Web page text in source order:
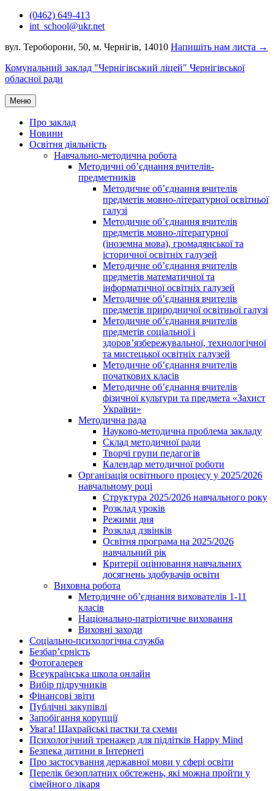
Перейти(0462) 649-413
int_school@ukr.net
вул. Тероборони, 50, м. Чернігів, 14010 Напишіть нам листа →
Комунальний заклад "Чернігівський ліцей" Чернігівської
обласної ради
Меню
Про заклад
Новини
Освітня діяльність
Навчально-методична робота
Методичні об’єднання вчителів-
предметників
Методичне об’єднання вчителів
предметів мовно-літературної освітньої
галузі
Методичне об’єднання вчителів
предметів мовно-літературної
(іноземна мова), громадянської та
історичної освітніх галузей
Методичне об’єднання вчителів
предметів математичної та
інформатичної освітніх галузей
Методичне об’єднання вчителів
предметів природничої освітньої галузі
Методичне об’єднання вчителів
предметів соціальної і
здоров’язбережувальної, технологічної
та мистецької освітніх галузей
Методичне об’єднання вчителів
початкових класів
Методичне об’єднання вчителів
фізичної культури та предмета «Захист
України»
Методична рада
Науково-методична проблема закладу
Склад методичної ради
Творчі групи педагогів
Календар методичної роботи
Організація освітнього процесу у 2025/2026
навчальному році
Структура 2025/2026 навчального року
Розклад уроків
Режими дня
Розклад дзвінків
Освітня програма на 2025/2026
навчальний рік
Критерії оцінювання навчальних
досягнень здобувачів освіти
Виховна робота
Методичне об’єднання вихователів 1-11
класів
Національно-патріотичне виховання
Виховні заходи
Соціально-психологічна служба
Безбар’єрність
Фотогалерея
Всеукраїнська школа онлайн
Вибір підручників
Фінансові звіти
Публічні закупівлі
Запобігання корупції
Увага! Шахрайські пастки та схеми
Психологічний тренажер для підлітків Happy Mind
Безпека дитини в Інтернеті
Про застосування державної мови у сфері освіти
Перелік безоплатних обстежень, які можна пройти у
сімейного лікаря